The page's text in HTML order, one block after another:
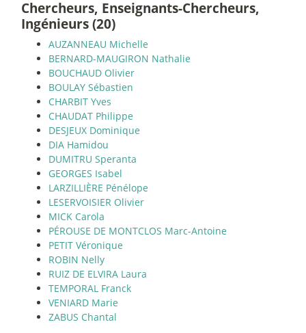
Chercheurs, Enseignants-Chercheurs,
Ingénieurs (20)
AUZANNEAU Michelle
BERNARD-MAUGIRON Nathalie
BOUCHAUD Olivier
BOULAY Sébastien
CHARBIT Yves
CHAUDAT Philippe
DESJEUX Dominique
DIA Hamidou
DUMITRU Speranta
GEORGES Isabel
LARZILLIÈRE Pénélope
LESERVOISIER Olivier
MICK Carola
PÉROUSE DE MONTCLOS Marc-Antoine
PETIT Véronique
ROBIN Nelly
RUIZ DE ELVIRA Laura
TEMPORAL Franck
VENIARD Marie
ZABUS Chantal